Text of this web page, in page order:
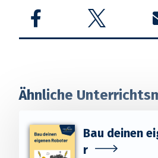
Share on FacebookShare on
Ähnliche
Bau deinen
r